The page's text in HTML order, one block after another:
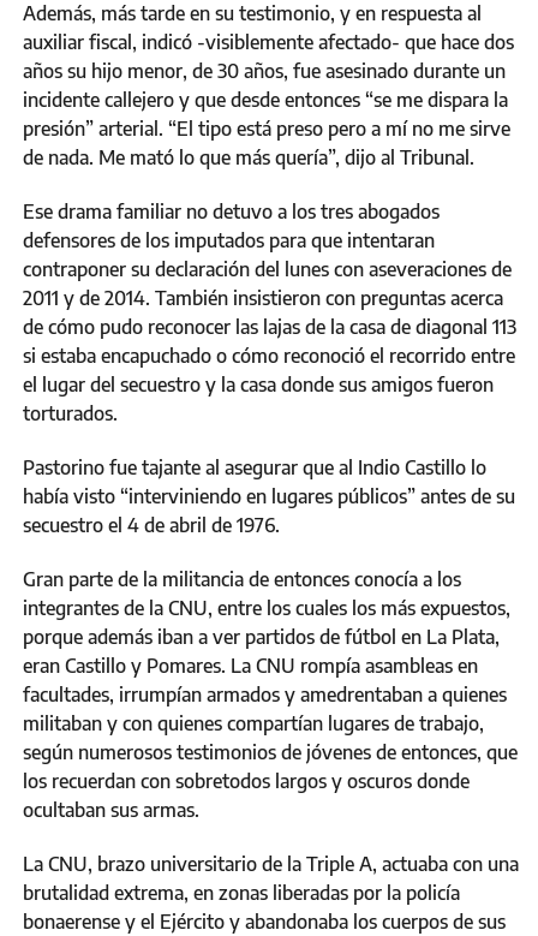
Además, más tarde en su testimonio, y en respuesta al
auxiliar fiscal, indicó -visiblemente afectado- que hace dos
años su hijo menor, de 30 años, fue asesinado durante un
incidente callejero y que desde entonces “se me dispara la
presión” arterial. “El tipo está preso pero a mí no me sirve
de nada. Me mató lo que más quería”, dijo al Tribunal.
Ese drama familiar no detuvo a los tres abogados
defensores de los imputados para que intentaran
contraponer su declaración del lunes con aseveraciones de
2011 y de 2014. También insistieron con preguntas acerca
de cómo pudo reconocer las lajas de la casa de diagonal 113
si estaba encapuchado o cómo reconoció el recorrido entre
el lugar del secuestro y la casa donde sus amigos fueron
torturados.
Pastorino fue tajante al asegurar que al Indio Castillo lo
había visto “interviniendo en lugares públicos” antes de su
secuestro el 4 de abril de 1976.
Gran parte de la militancia de entonces conocía a los
integrantes de la CNU, entre los cuales los más expuestos,
porque además iban a ver partidos de fútbol en La Plata,
eran Castillo y Pomares. La CNU rompía asambleas en
facultades, irrumpían armados y amedrentaban a quienes
militaban y con quienes compartían lugares de trabajo,
según numerosos testimonios de jóvenes de entonces, que
los recuerdan con sobretodos largos y oscuros donde
ocultaban sus armas.
La CNU, brazo universitario de la Triple A, actuaba con una
brutalidad extrema, en zonas liberadas por la policía
bonaerense y el Ejército y abandonaba los cuerpos de sus